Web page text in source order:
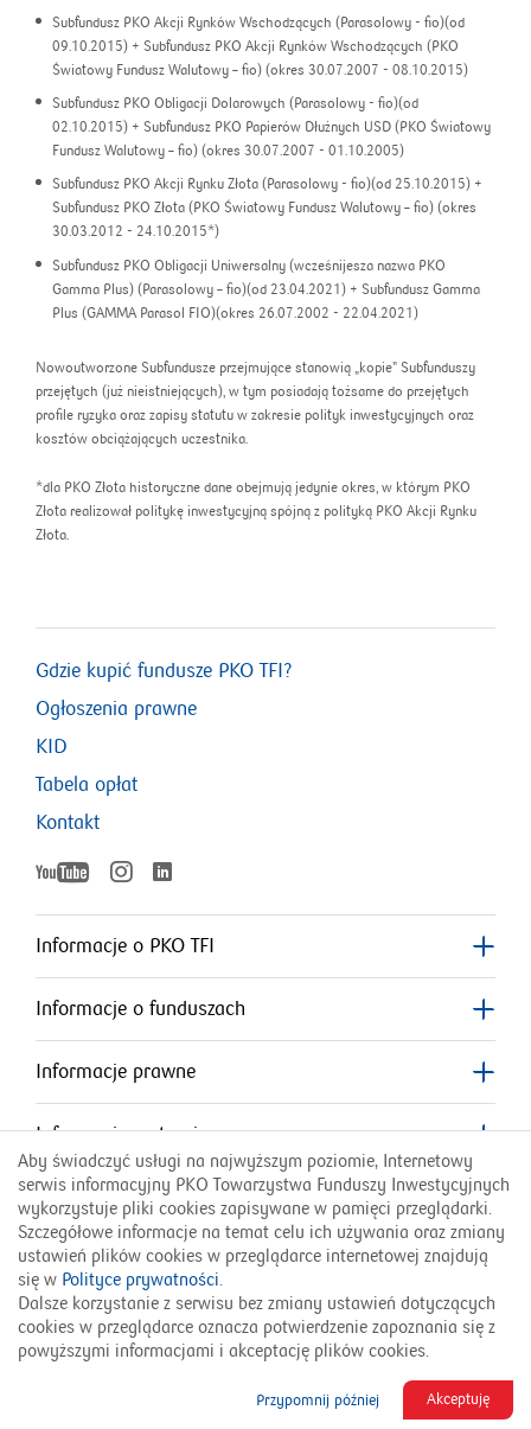
Subfundusz PKO Akcji Rynków Wschodzących (Parasolowy - fio)(od
09.10.2015) + Subfundusz PKO Akcji Rynków Wschodzących (PKO
Światowy Fundusz Walutowy – fio) (okres 30.07.2007 - 08.10.2015)
Subfundusz PKO Obligacji Dolarowych (Parasolowy - fio)(od
02.10.2015) + Subfundusz PKO Papierów Dłużnych USD (PKO Światowy
Fundusz Walutowy – fio) (okres 30.07.2007 - 01.10.2005)
Subfundusz PKO Akcji Rynku Złota (Parasolowy - fio)(od 25.10.2015) +
Subfundusz PKO Złota (PKO Światowy Fundusz Walutowy – fio) (okres
30.03.2012 - 24.10.2015*)
Subfundusz PKO Obligacji Uniwersalny (wcześnijesza nazwa PKO
Gamma Plus) (Parasolowy – fio)(od 23.04.2021) + Subfundusz Gamma
Plus (GAMMA Parasol FIO)(okres 26.07.2002 - 22.04.2021)
Nowoutworzone Subfundusze przejmujące stanowią „kopie” Subfunduszy
przejętych (już nieistniejących), w tym posiadają tożsame do przejętych
profile ryzyka oraz zapisy statutu w zakresie polityk inwestycyjnych oraz
kosztów obciążających uczestnika.
*dla PKO Złota historyczne dane obejmują jedynie okres, w którym PKO
Złota realizował politykę inwestycyjną spójną z polityką PKO Akcji Rynku
Złota.
Gdzie kupić fundusze PKO TFI?
Ogłoszenia prawne
KID
Tabela opłat
Kontakt
YouTube
otworzy
się
w
nowym
oknie
Instagram
się
nowym
oknie
nowym
Informacje o PKO TFI
Informacje o funduszach
Informacje prawne
Informacje o stronie
Przydatne linki
Infolinia PKO TFI:
801 323 280
English Version Українська версія
Aby świadczyć usługi na najwyższym poziomie, Internetowy
serwis informacyjny PKO Towarzystwa Funduszy Inwestycyjnych
wykorzystuje pliki cookies zapisywane w pamięci przeglądarki.
Szczegółowe informacje na temat celu ich używania oraz zmiany
ustawień plików cookies w przeglądarce internetowej znajdują
się w Polityce prywatności.
Dalsze korzystanie z serwisu bez zmiany ustawień dotyczących
cookies w przeglądarce oznacza potwierdzenie zapoznania się z
powyższymi informacjami i akceptację plików cookies.
Akceptuję
Przypomnij później